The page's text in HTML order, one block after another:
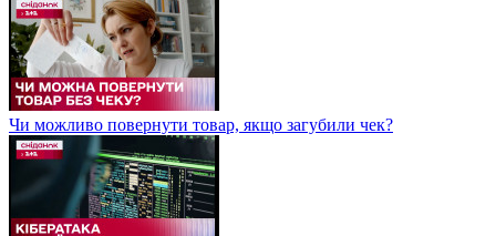
Чи можливо повернути товар, якщо загубили чек?